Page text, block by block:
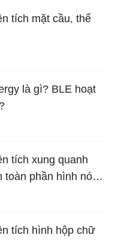
tích mặt cầu, thể
là gì? BLE hoạt
tích xung quanh
toàn phần hình nón,
nón
tích hình hộp chữ